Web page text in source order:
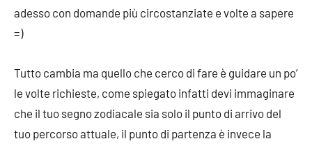
adesso con domande più circostanziate e volte a sapere
=)
Tutto cambia ma quello che cerco di fare è guidare un po’
le volte richieste, come spiegato infatti devi immaginare
che il tuo segno zodiacale sia solo il punto di arrivo del
tuo percorso attuale, il punto di partenza è invece la